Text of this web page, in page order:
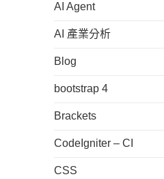
AI Agent
AI 產業分析
Blog
bootstrap 4
Brackets
CodeIgniter – CI
CSS